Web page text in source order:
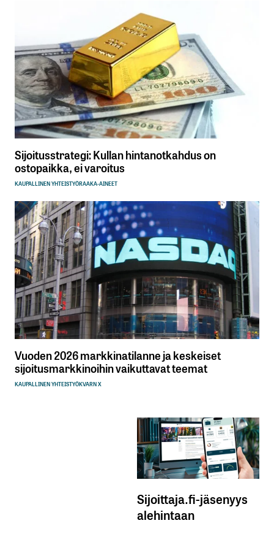
Sijoitusstrategi: Kullan hintanotkahdus on
ostopaikka, ei varoitus
KAUPALLINEN YHTEISTYÖRAAKA-AINEET
Vuoden 2026 markkinatilanne ja keskeiset
sijoitusmarkkinoihin vaikuttavat teemat
KAUPALLINEN YHTEISTYÖKVARN X
Sijoittaja.fi-jäsenyys
alehintaan